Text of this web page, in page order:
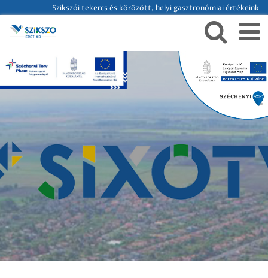
Szikszói tekercs és körözött, helyi gasztronómiai értékeink